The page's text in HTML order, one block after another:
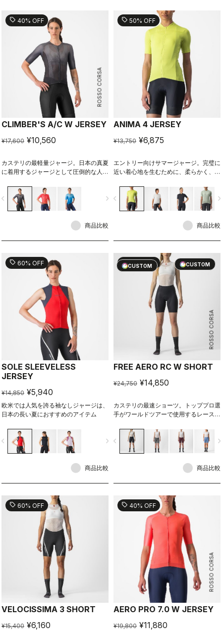
ROSSO CORSA
sell 40% OFF
CLIMBER'S A/C W JERSEY
¥17,600 ¥10,560
カステリの最軽量ジャージ。日本の真夏
に着用するジャージとして圧倒的な人気
乾させて快適に。
navigate_next
商品比較
sell 50% OFF
ANIMA 4 JERSEY
¥13,750 ¥6,875
エントリー向けサマージャージ。完璧に
近い着心地を生むために、柔らかく、速
を使用し、初めてのサイクルジャージに
は十分過ぎる機能性を持ち合わせていま
navigate_before
商品比較
sell 60% OFF
SOLE SLEEVELESS
JERSEY
¥14,850 ¥5,940
欧米では人気を誇る袖なしジャージは、
日本の長い夏におすすめのアイテム
navigate_next
商品比較
ROSSO CORSA
CUSTOM
sell40% OFF
CUSTOM
FREE AERO RC W SHORT
¥24,750 ¥14,850
カステリの最速ショーツ。トッププロ選
手がワールドツアーで使用するレース・
navigate_before
商品比較
sell 60% OFF
VELOCISSIMA 3 SHORT
¥15,400 ¥6,160
ROSSO CORSA
sell 40% OFF
AERO PRO 7.0 W JERSEY
¥19,800 ¥11,880